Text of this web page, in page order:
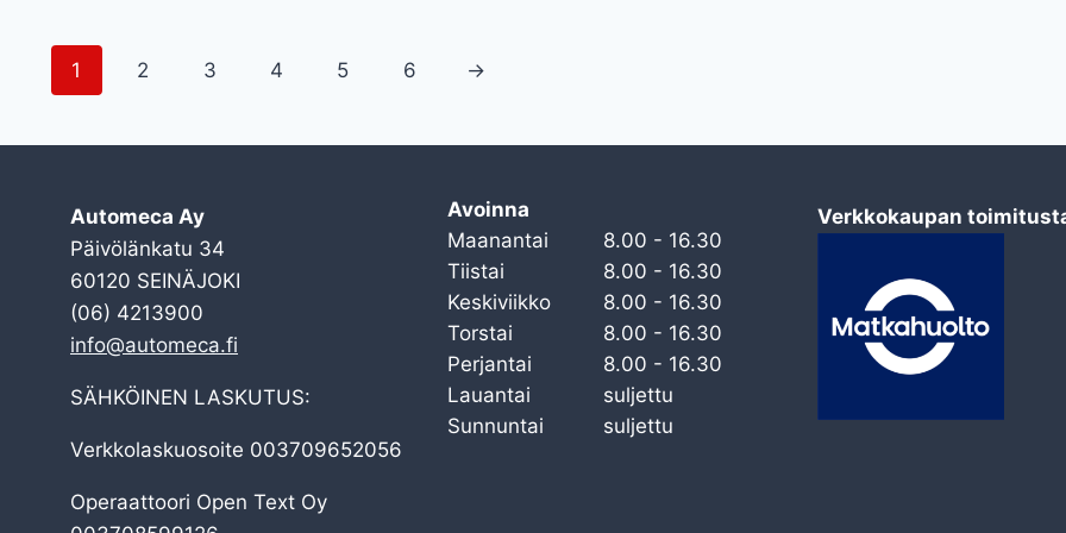
1 2 3 4 5 6 →
Automeca Ay
Päivölänkatu 34
60120 SEINÄJOKI
(06) 4213900
info@automeca.fi
SÄHKÖINEN LASKUTUS:
Verkkolaskuosoite 003709652056
Operaattoori Open Text Oy
Avoinna
Maanantai
8.00 - 16.30
Tiistai
8.00 - 16.30
Keskiviikko
8.00 - 16.30
Torstai
8.00 - 16.30
Perjantai
8.00 - 16.30
Lauantai
suljettu
Sunnuntai
suljettu
Verkkokaupan